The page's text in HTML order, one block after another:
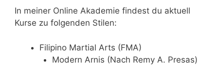
In meiner Online Akademie findest du aktuell
Kurse zu folgenden Stilen:
Filipino Martial Arts (FMA)
Modern Arnis (Nach Remy A. Presas)